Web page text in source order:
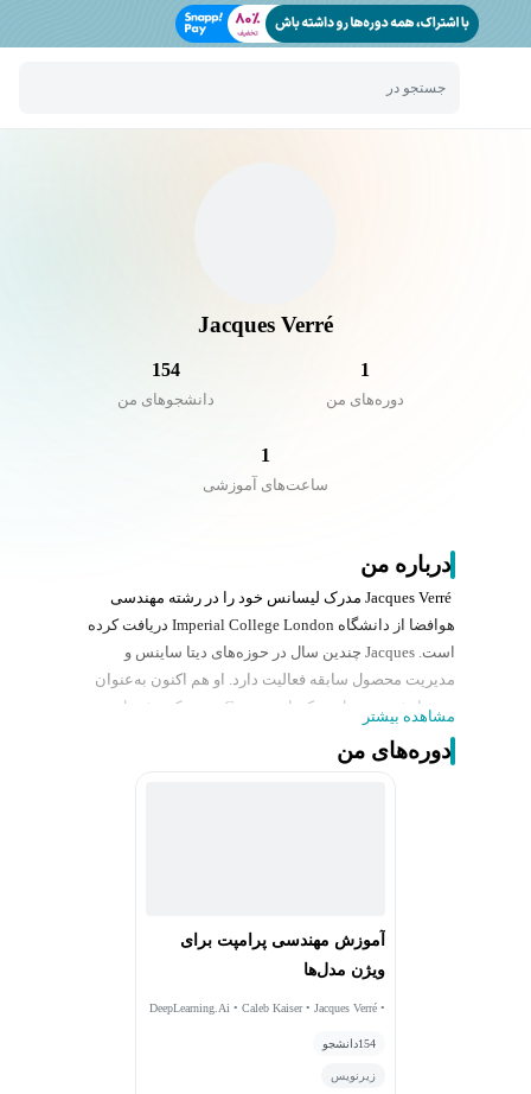
جستجو در
Jacques Verré
1
دوره‌های من
154
دانشجو‌های من
1
ساعت‌های آموزشی
درباره من
Jacques Verré مدرک لیسانس خود را در رشته مهندسی
هوافضا از دانشگاه Imperial College London دریافت کرده
است. Jacques چندین سال در حوزه‌های دیتا ساینس و
مدیریت محصول سابقه فعالیت دارد. او هم اکنون به‌عنوان
مدیر ارشد محصول در کمپانی Comet نیویورک مشغول به
فعالیت است.
مشاهده بیشتر
دوره‌های من
آموزش مهندسی پرامپت برای
ویژن مدل‌ها
DeepLearning.Ai • Caleb Kaiser • Jacques Verré •
154دانشجو
زیرنویس